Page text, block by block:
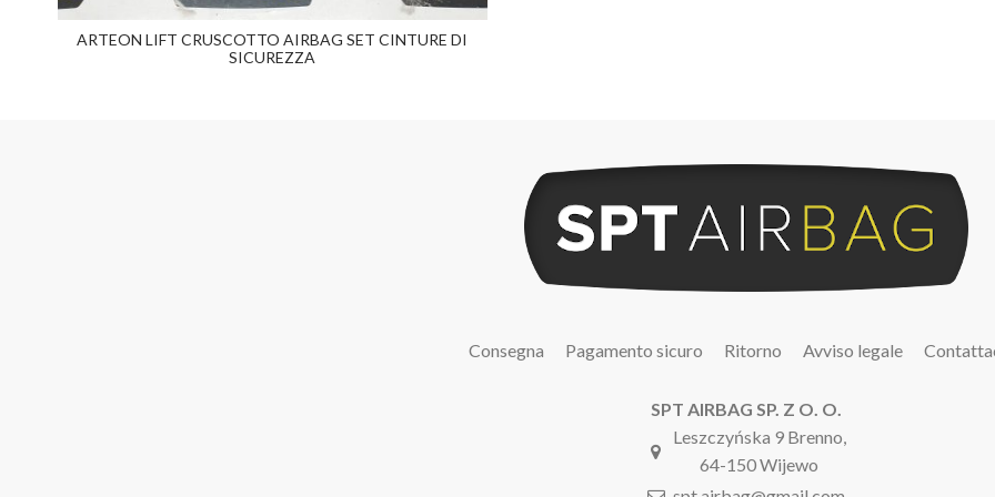
ARTEON LIFT CRUSCOTTO AIRBAG SET CINTURE DI
SICUREZZA
Consegna Pagamento sicuro Ritorno Avviso legale
SPT AIRBAG SP. Z O. O.
Leszczyńska 9 Brenno,
64-150 Wijewo